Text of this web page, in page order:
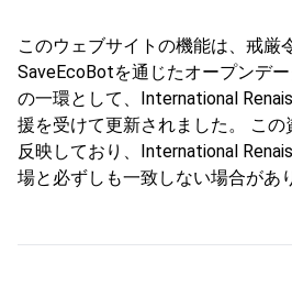
このウェブサイトの機能は、戒厳
SaveEcoBotを通じたオープンデ
の一環として、International
援を受けて更新されました。 こ
反映しており、International
場と必ずしも一致しない場合があ